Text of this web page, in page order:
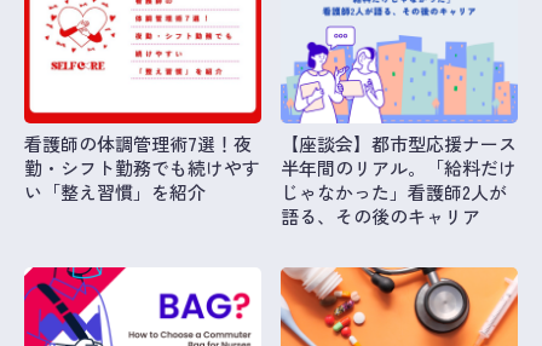
看護師の体調管理術7選！夜
勤・シフト勤務でも続けやす
い「整え習慣」を紹介
【座談会】都市型応援ナース
半年間のリアル。「給料だけ
じゃなかった」看護師2人が
語る、その後のキャリア